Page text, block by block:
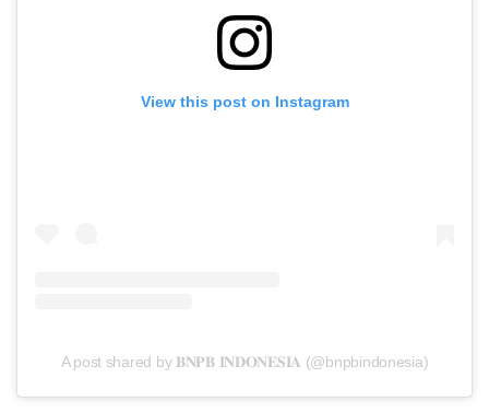
View this post on Instagram
A post shared by 𝐁𝐍𝐏𝐁 𝐈𝐍𝐃𝐎𝐍𝐄𝐒𝐈𝐀 (@bnpbindonesia)